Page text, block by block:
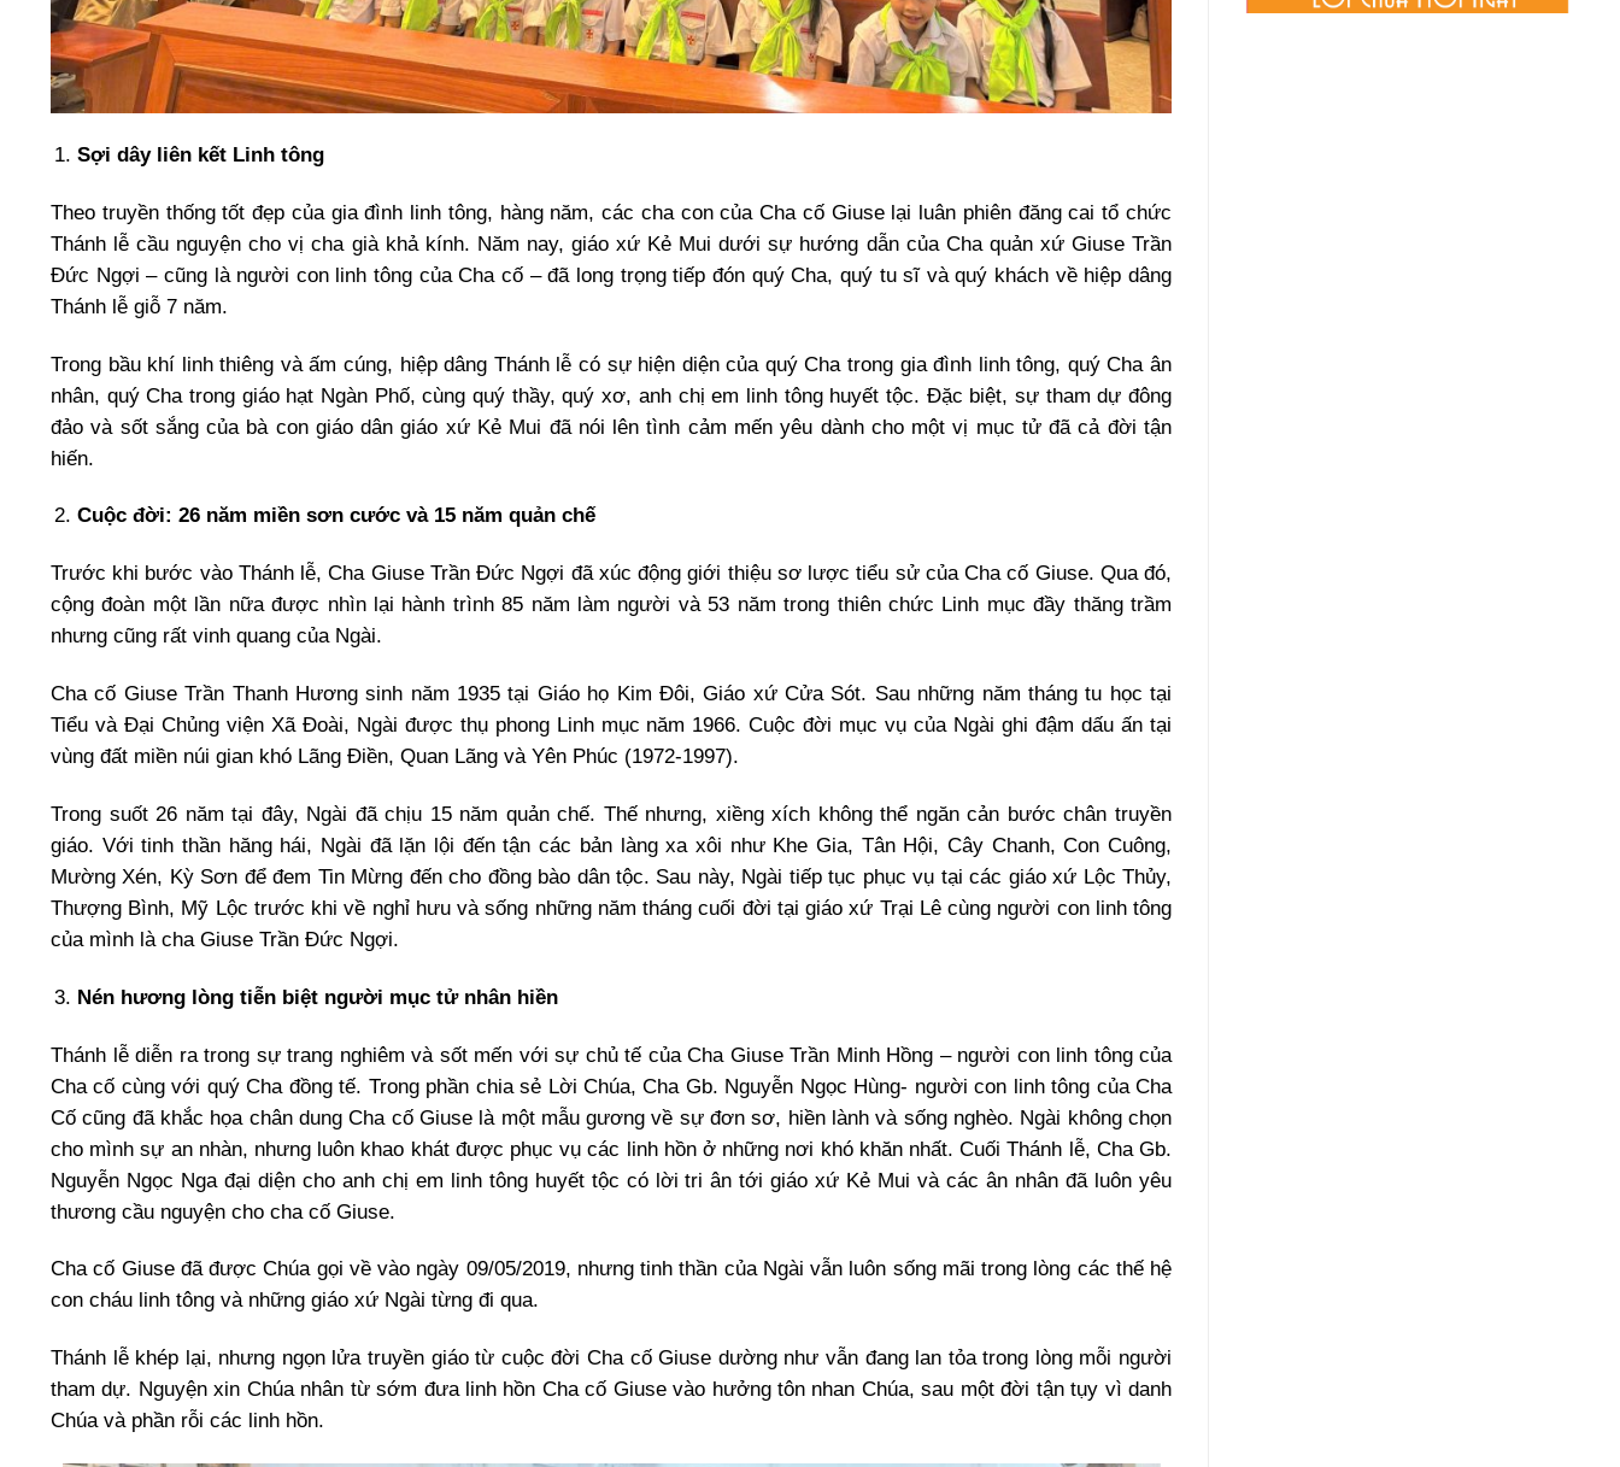
Sợi dây liên kết Linh tông
Theo truyền thống tốt đẹp của gia đình linh tông, hàng năm, các cha con của Cha cố Giuse lại luân phiên đăng cai tổ chức
Thánh lễ cầu nguyện cho vị cha già khả kính. Năm nay, giáo xứ Kẻ Mui dưới sự hướng dẫn của Cha quản xứ Giuse Trần
Đức Ngợi – cũng là người con linh tông của Cha cố – đã long trọng tiếp đón quý Cha, quý tu sĩ và quý khách về hiệp dâng
Thánh lễ giỗ 7 năm.
Trong bầu khí linh thiêng và ấm cúng, hiệp dâng Thánh lễ có sự hiện diện của quý Cha trong gia đình linh tông, quý Cha ân
nhân, quý Cha trong giáo hạt Ngàn Phố, cùng quý thầy, quý xơ, anh chị em linh tông huyết tộc. Đặc biệt, sự tham dự đông
đảo và sốt sắng của bà con giáo dân giáo xứ Kẻ Mui đã nói lên tình cảm mến yêu dành cho một vị mục tử đã cả đời tận
hiến.
Cuộc đời: 26 năm miền sơn cước và 15 năm quản chế
Trước khi bước vào Thánh lễ, Cha Giuse Trần Đức Ngợi đã xúc động giới thiệu sơ lược tiểu sử của Cha cố Giuse. Qua đó,
cộng đoàn một lần nữa được nhìn lại hành trình 85 năm làm người và 53 năm trong thiên chức Linh mục đầy thăng trầm
nhưng cũng rất vinh quang của Ngài.
Cha cố Giuse Trần Thanh Hương sinh năm 1935 tại Giáo họ Kim Đôi, Giáo xứ Cửa Sót. Sau những năm tháng tu học tại
Tiểu và Đại Chủng viện Xã Đoài, Ngài được thụ phong Linh mục năm 1966. Cuộc đời mục vụ của Ngài ghi đậm dấu ấn tại
vùng đất miền núi gian khó Lãng Điền, Quan Lãng và Yên Phúc (1972-1997).
Trong suốt 26 năm tại đây, Ngài đã chịu 15 năm quản chế. Thế nhưng, xiềng xích không thể ngăn cản bước chân truyền
giáo. Với tinh thần hăng hái, Ngài đã lặn lội đến tận các bản làng xa xôi như Khe Gia, Tân Hội, Cây Chanh, Con Cuông,
Mường Xén, Kỳ Sơn để đem Tin Mừng đến cho đồng bào dân tộc. Sau này, Ngài tiếp tục phục vụ tại các giáo xứ Lộc Thủy,
Thượng Bình, Mỹ Lộc trước khi về nghỉ hưu và sống những năm tháng cuối đời tại giáo xứ Trại Lê cùng người con linh tông
của mình là cha Giuse Trần Đức Ngợi.
Nén hương lòng tiễn biệt người mục tử nhân hiền
Thánh lễ diễn ra trong sự trang nghiêm và sốt mến với sự chủ tế của Cha Giuse Trần Minh Hồng – người con linh tông của
Cha cố cùng với quý Cha đồng tế. Trong phần chia sẻ Lời Chúa, Cha Gb. Nguyễn Ngọc Hùng- người con linh tông của Cha
Cố cũng đã khắc họa chân dung Cha cố Giuse là một mẫu gương về sự đơn sơ, hiền lành và sống nghèo. Ngài không chọn
cho mình sự an nhàn, nhưng luôn khao khát được phục vụ các linh hồn ở những nơi khó khăn nhất. Cuối Thánh lễ, Cha Gb.
Nguyễn Ngọc Nga đại diện cho anh chị em linh tông huyết tộc có lời tri ân tới giáo xứ Kẻ Mui và các ân nhân đã luôn yêu
thương cầu nguyện cho cha cố Giuse.
Cha cố Giuse đã được Chúa gọi về vào ngày 09/05/2019, nhưng tinh thần của Ngài vẫn luôn sống mãi trong lòng các thế hệ
con cháu linh tông và những giáo xứ Ngài từng đi qua.
Thánh lễ khép lại, nhưng ngọn lửa truyền giáo từ cuộc đời Cha cố Giuse dường như vẫn đang lan tỏa trong lòng mỗi người
tham dự. Nguyện xin Chúa nhân từ sớm đưa linh hồn Cha cố Giuse vào hưởng tôn nhan Chúa, sau một đời tận tụy vì danh
Chúa và phần rỗi các linh hồn.